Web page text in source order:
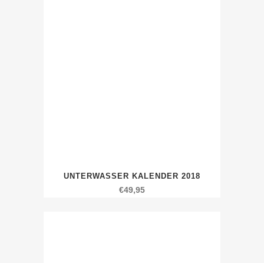
UNTERWASSER KALENDER 2018
€49,95